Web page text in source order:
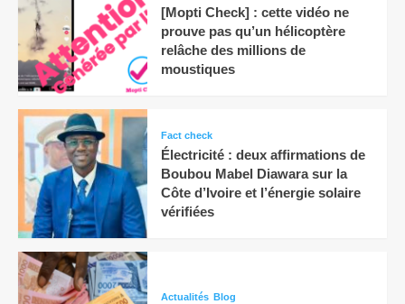
[Mopti Check] : cette vidéo ne
prouve pas qu’un hélicoptère
relâche des millions de
moustiques
Fact check
Électricité : deux affirmations de
Boubou Mabel Diawara sur la
Côte d’Ivoire et l’énergie solaire
vérifiées
Actualités Blog